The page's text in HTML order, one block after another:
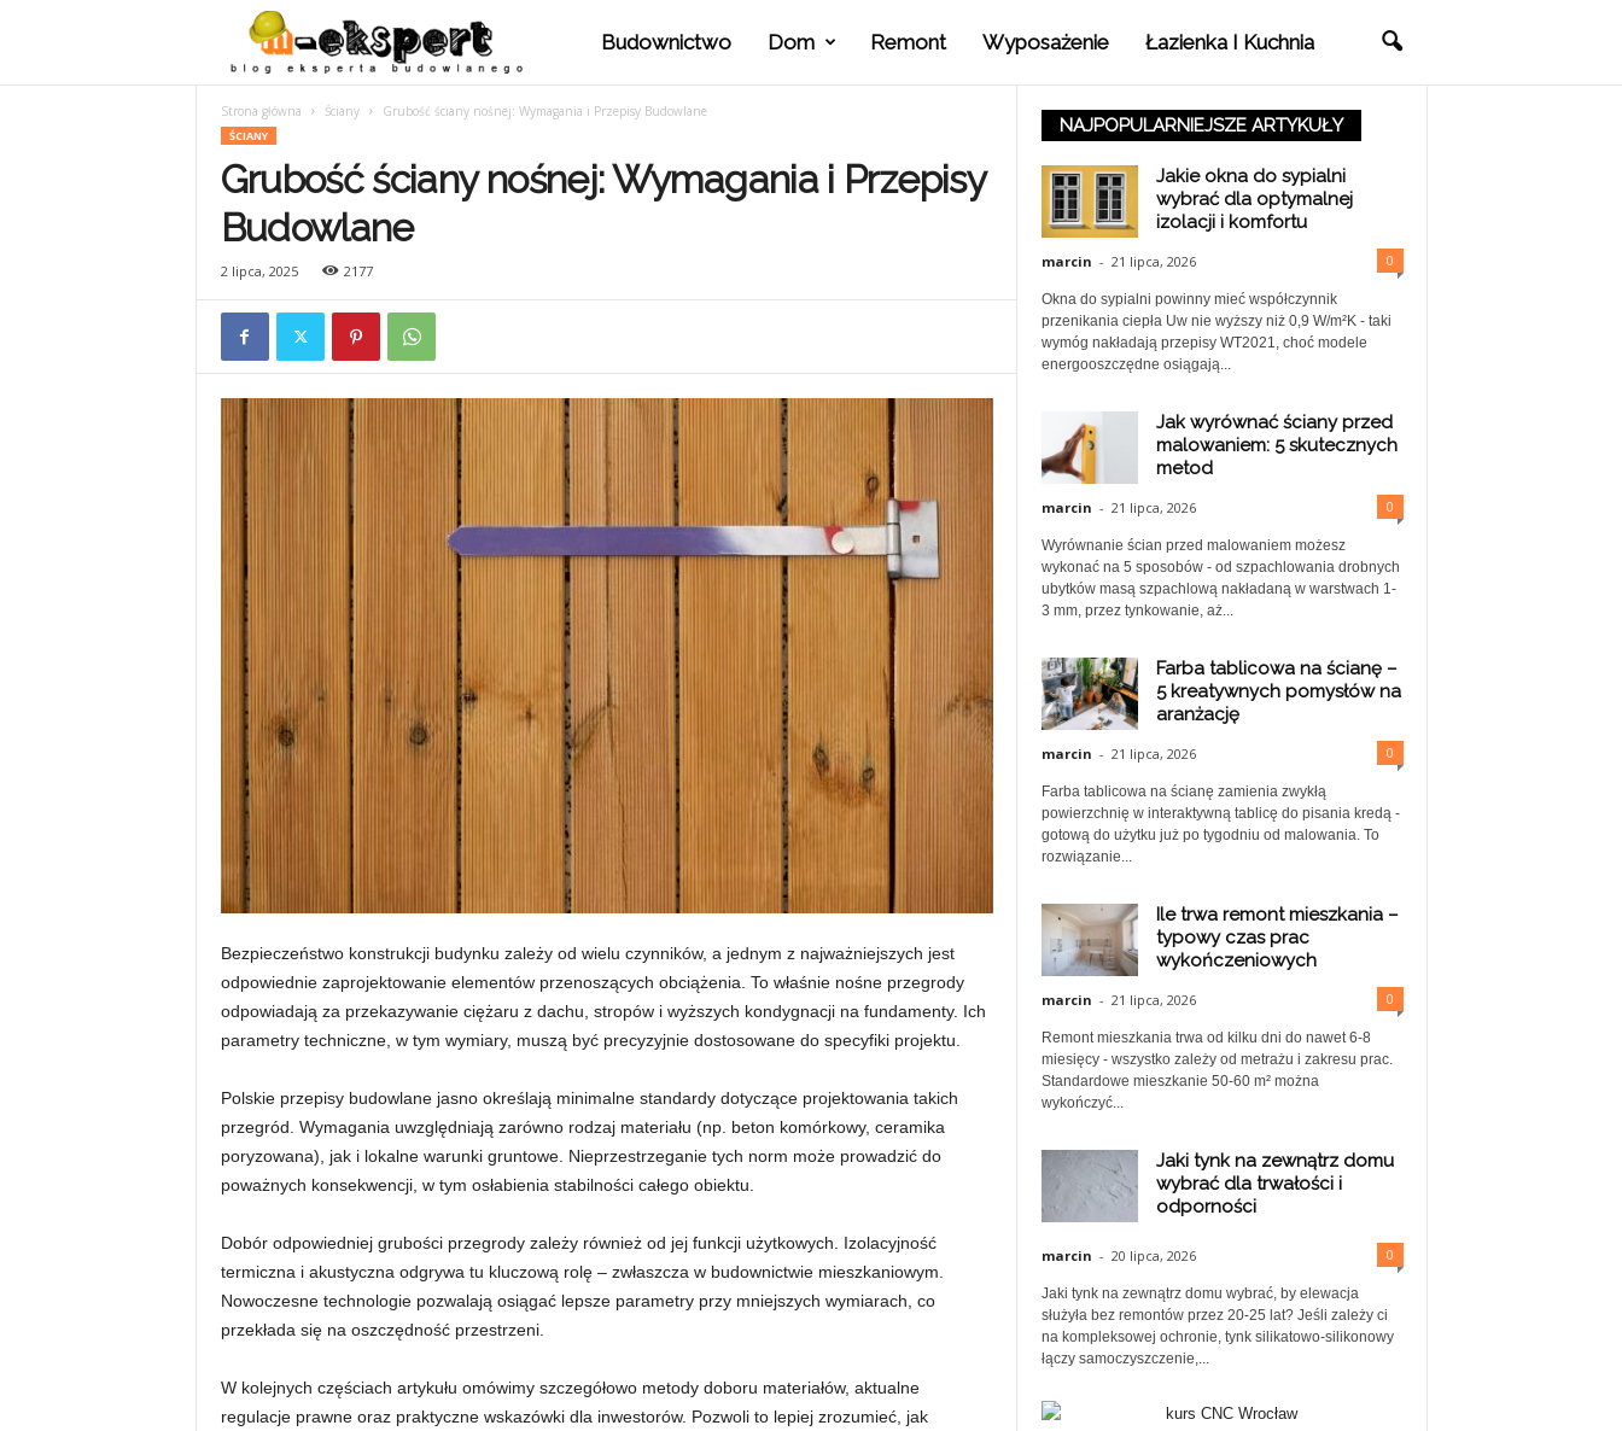
d
s
t
ó
Budownictwo Dom Remont Wyposażenie Łazienka I Kuchnia
Strona główna Ściany Grubość ściany nośnej: Wymagania i Przepisy Budowlane
ŚCIANY
Grubość ściany nośnej: Wymagania i Przepisy
Budowlane
2 lipca, 2025 2177
Bezpieczeństwo konstrukcji budynku zależy od wielu czynników, a jednym z najważniejszych jest
odpowiednie zaprojektowanie elementów przenoszących obciążenia. To właśnie nośne przegrody
odpowiadają za przekazywanie ciężaru z dachu, stropów i wyższych kondygnacji na fundamenty. Ich
parametry techniczne, w tym wymiary, muszą być precyzyjnie dostosowane do specyfiki projektu.
Polskie przepisy budowlane jasno określają minimalne standardy dotyczące projektowania takich
przegród. Wymagania uwzględniają zarówno rodzaj materiału (np. beton komórkowy, ceramika
poryzowana), jak i lokalne warunki gruntowe. Nieprzestrzeganie tych norm może prowadzić do
poważnych konsekwencji, w tym osłabienia stabilności całego obiektu.
Dobór odpowiedniej grubości przegrody zależy również od jej funkcji użytkowych. Izolacyjność
termiczna i akustyczna odgrywa tu kluczową rolę – zwłaszcza w budownictwie mieszkaniowym.
Nowoczesne technologie pozwalają osiągać lepsze parametry przy mniejszych wymiarach, co
przekłada się na oszczędność przestrzeni.
W kolejnych częściach artykułu omówimy szczegółowo metody doboru materiałów, aktualne
regulacje prawne oraz praktyczne wskazówki dla inwestorów. Pozwoli to lepiej zrozumieć, jak
NAJPOPULARNIEJSZE ARTYKUŁY
Jakie okna do sypialni
wybrać dla optymalnej
izolacji i komfortu
marcin - 21 lipca, 2026 0
Okna do sypialni powinny mieć współczynnik
przenikania ciepła Uw nie wyższy niż 0,9 W/m²K - taki
wymóg nakładają przepisy WT2021, choć modele
energooszczędne osiągają...
Jak wyrównać ściany przed
malowaniem: 5 skutecznych
metod
marcin - 21 lipca, 2026 0
Wyrównanie ścian przed malowaniem możesz
wykonać na 5 sposobów - od szpachlowania drobnych
ubytków masą szpachlową nakładaną w warstwach 1-
3 mm, przez tynkowanie, aż...
Farba tablicowa na ścianę –
5 kreatywnych pomysłów na
aranżację
marcin - 21 lipca, 2026 0
Farba tablicowa na ścianę zamienia zwykłą
powierzchnię w interaktywną tablicę do pisania kredą -
gotową do użytku już po tygodniu od malowania. To
rozwiązanie...
Ile trwa remont mieszkania –
typowy czas prac
wykończeniowych
marcin - 21 lipca, 2026 0
Remont mieszkania trwa od kilku dni do nawet 6-8
miesięcy - wszystko zależy od metrażu i zakresu prac.
Standardowe mieszkanie 50-60 m² można
wykończyć...
Jaki tynk na zewnątrz domu
wybrać dla trwałości i
odporności
marcin - 20 lipca, 2026 0
Jaki tynk na zewnątrz domu wybrać, by elewacja
służyła bez remontów przez 20-25 lat? Jeśli zależy ci
na kompleksowej ochronie, tynk silikatowo-silikonowy
łączy samoczyszczenie,...